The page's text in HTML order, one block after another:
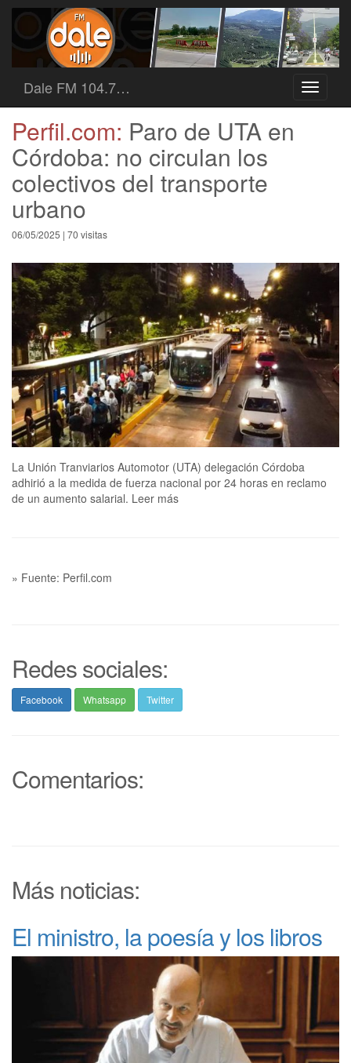
Toggle
Dale FM 104.7…
Perfil.com: Paro de UTA en
Córdoba: no circulan los
colectivos del transporte
urbano
06/05/2025 | 70 visitas
La Unión Tranviarios Automotor (UTA) delegación Córdoba
adhirió a la medida de fuerza nacional por 24 horas en reclamo
de un aumento salarial. Leer más
» Fuente: Perfil.com
Redes sociales:
Facebook Whatsapp Twitter
Comentarios:
Más noticias:
El ministro, la poesía y los libros